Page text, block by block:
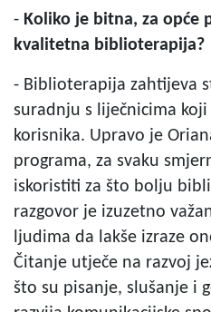
- Koliko je bitna, za opće
kvalitetna biblioterapija?
- Biblioterapija zahtijeva
suradnju s liječnicima
korisnika. Upravo je
programa, za svaku
iskoristiti za što bolju
razgovor je izuzetno
ljudima da lakše izraze
Čitanje utječe na razvoj
što su pisanje, slušanje i